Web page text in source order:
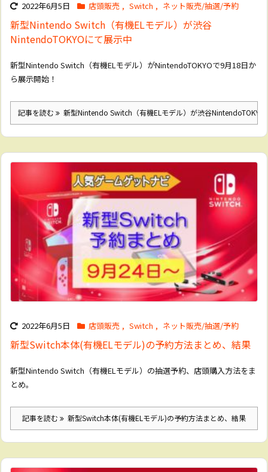
2022年6月5日 店頭販売 , Switch , ネット販売/抽選/予約
新型Nintendo Switch（有機ELモデル）が渋谷
NintendoTOKYOにて展示中
新型Nintendo Switch（有機ELモデル）がNintendoTOKYOで9月18日か
ら展示開始！
記事を読む 新型Nintendo Switch（有機ELモデル）が渋谷NintendoTOKYO
2022年6月5日 店頭販売 , Switch , ネット販売/抽選/予約
新型Switch本体(有機ELモデル)の予約方法まとめ、結果
新型Nintendo Switch（有機ELモデル）の抽選予約、店頭購入方法をま
とめ。
記事を読む 新型Switch本体(有機ELモデル)の予約方法まとめ、結果